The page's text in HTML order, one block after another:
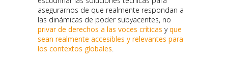
asegurarnos de que realmente respondan a
las dinámicas de poder subyacentes, no
privar de derechos a las voces críticas yque
sean realmente accesibles y relevantes para
los contextos globales.